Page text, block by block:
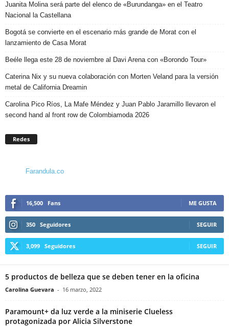
Juanita Molina será parte del elenco de «Burundanga» en el Teatro
Nacional la Castellana
Bogotá se convierte en el escenario más grande de Morat con el
lanzamiento de Casa Morat
Beéle llega este 28 de noviembre al Davi Arena con «Borondo Tour»
Caterina Nix y su nueva colaboración con Morten Veland para la versión
metal de California Dreamin
Carolina Pico Ríos, La Mafe Méndez y Juan Pablo Jaramillo llevaron el
second hand al front row de Colombiamoda 2026
Redes
Farandula.co
16,500 Fans ME GUSTA
350 Seguidores SEGUIR
3,099 Seguidores SEGUIR
5 productos de belleza que se deben tener en la oficina
Carolina Guevara - 16 marzo, 2022
Paramount+ da luz verde a la miniserie Clueless
protagonizada por Alicia Silverstone